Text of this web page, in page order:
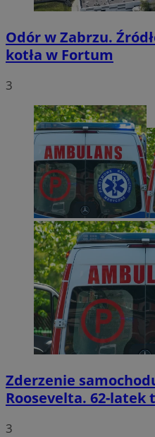
Odór w Zabrzu.
kotła w Fortum
3
Zderzenie
Roosevelta. 62-latek
3